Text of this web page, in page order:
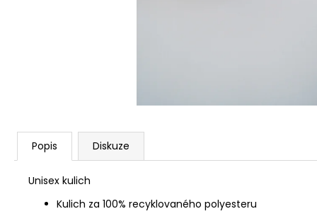
Popis Diskuze
Unisex kulich
Kulich za 100% recyklovaného polyesteru